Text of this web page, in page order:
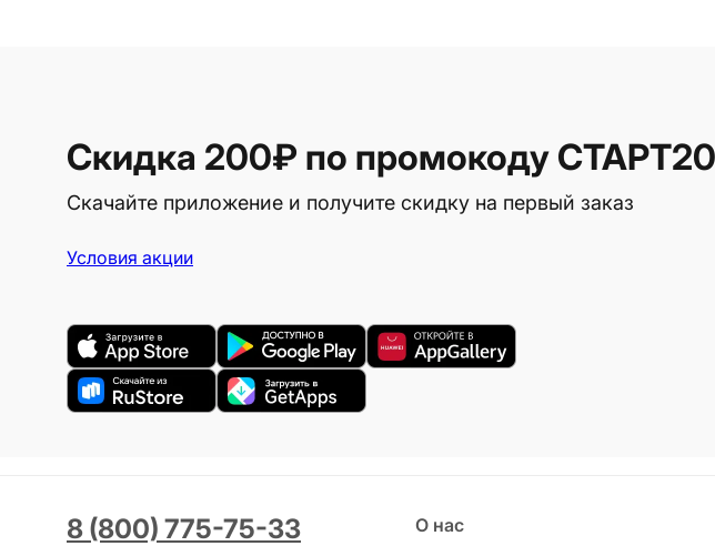
Скидка 200₽ по промокоду
Скачайте приложение и получите скидку на первый заказ
Условия акции
8 (800) 775-75-33 О нас